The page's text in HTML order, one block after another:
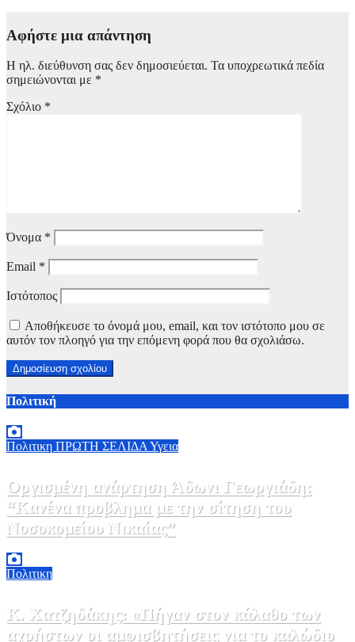
Αφήστε μια απάντηση
Η ηλ. διεύθυνση σας δεν δημοσιεύεται. Τα υποχρεωτικά πεδία
σημειώνονται με *
Σχόλιο *
Όνομα *
Email *
Ιστότοπος
Αποθήκευσε το όνομά μου, email, και τον ιστότοπο μου σε
αυτόν τον πλοηγό για την επόμενη φορά που θα σχολιάσω.
Πολιτική
Πολιτικη ΠΡΩΤΗ ΣΕΛΙΔΑ Υγεια
Οργισμένη ανάρτηση Άδωνι Γεωργιάδη:
“Κανένα προβλημα με την σίτηση του
Νοσοκομείου Νικαίας”
Πολιτικη
Κ. Χατζηδάκης: «Πήγαν στον κάλαθο των
αχρήστων οι αμφισβητήσεις για το καλώδιο